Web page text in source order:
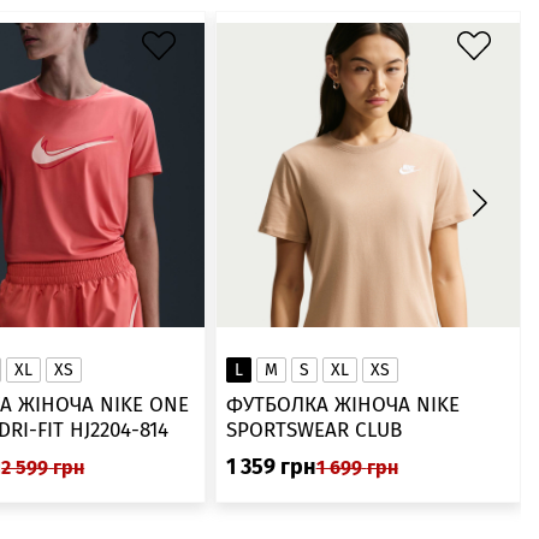
XL XS
ЖІНОЧА NIKE ONE
SWOOSH DRI-FIT HJ2204-814
2 599 грн
L M S XL XS
ФУТБОЛКА ЖІНОЧА NIKE
SPORTSWEAR CLUB
ESSENTIALS DX7902-286
1 359 грн1 699 грн